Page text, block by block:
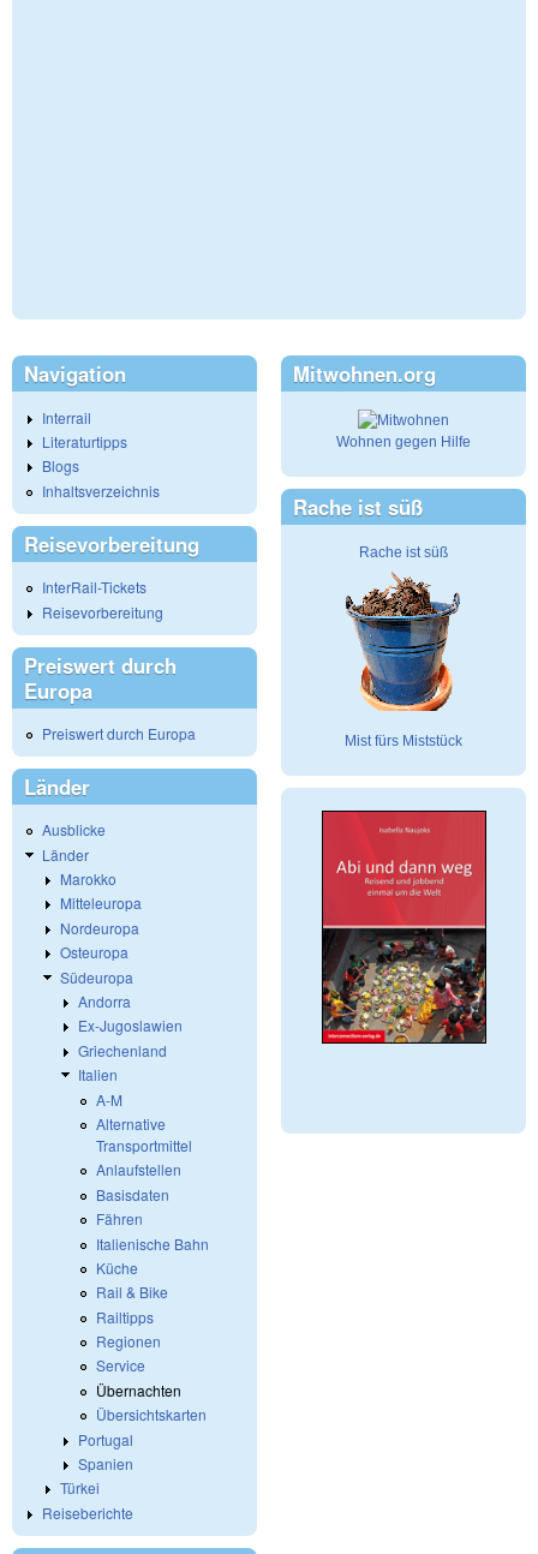
Navigation
Interrail
Literaturtipps
Blogs
Inhaltsverzeichnis
Reisevorbereitung
InterRail-Tickets
Reisevorbereitung
Preiswert durch
Europa
Preiswert durch Europa
Länder
Ausblicke
Länder
Marokko
Mitteleuropa
Nordeuropa
Osteuropa
Südeuropa
Andorra
Ex-Jugoslawien
Griechenland
Italien
A-M
Alternative
Transportmittel
Anlaufstellen
Basisdaten
Fähren
Italienische Bahn
Küche
Rail & Bike
Railtipps
Regionen
Service
Übernachten
Übersichtskarten
Portugal
Spanien
Türkei
Reiseberichte
Mitwohnen.org
Wohnen gegen Hilfe
Rache ist süß
Rache ist süß
Mist fürs Miststück